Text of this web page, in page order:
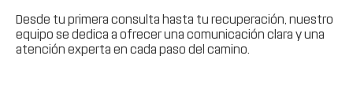
Desde tu primera consulta hasta tu recuperación, nuestro
equipo se dedica a ofrecer una comunicación clara y una
atención experta en cada paso del camino.